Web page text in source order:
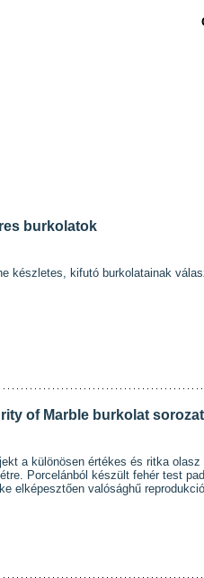
burkolatok
készletes, kifutó burkolatainak
of Marble burkolat sorozat
a különösen értékes és ritka
Porcelánból készült fehér test
elképesztően valósághű